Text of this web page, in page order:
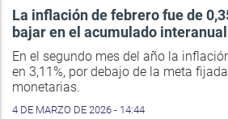
La inflación de febrero fue de
bajar en el acumulado interanual
En el segundo mes del año la
en 3,11%, por debajo de la meta
monetarias.
4 DE MARZO DE 2026 - 14:44